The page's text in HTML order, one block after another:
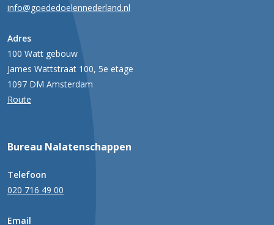
info@goededoelennederland.nl
Adres
100 Watt gebouw
James Wattstraat 100, 5e etage
1097 DM Amsterdam
Route
Bureau Nalatenschappen
Telefoon
020 716 49 00
Email